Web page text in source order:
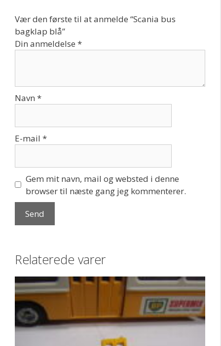
Vær den første til at anmelde “Scania bus
bagklap blå”
Din anmeldelse *
Navn *
E-mail *
Gem mit navn, mail og websted i denne
browser til næste gang jeg kommenterer.
Relaterede varer